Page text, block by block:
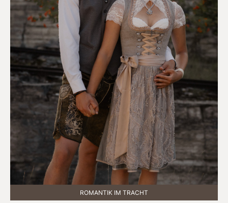
ROMANTIK IM TRACHT